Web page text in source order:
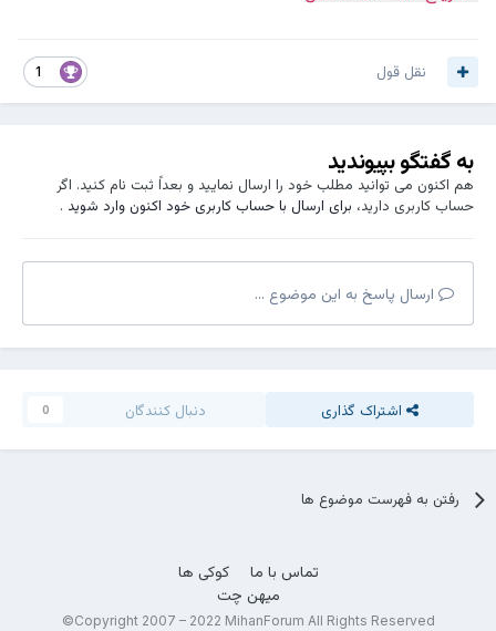
نقل قول
به گفتگو بپیوندید
هم اکنون می توانید مطلب خود را ارسال نمایید و بعداً ثبت نام کنید. اگر
حساب کاربری دارید، برای ارسال با حساب کاربری خود اکنون وارد شوید.
ارسال پاسخ به این موضوع ...
اشتراک گذاری دنبال کنندگان 0
رفتن به فهرست موضوع ها
تماس با ما
کوکی ها
میهن چت
Copyright 2007 – 2022 MihanForum All Rights Reserved©